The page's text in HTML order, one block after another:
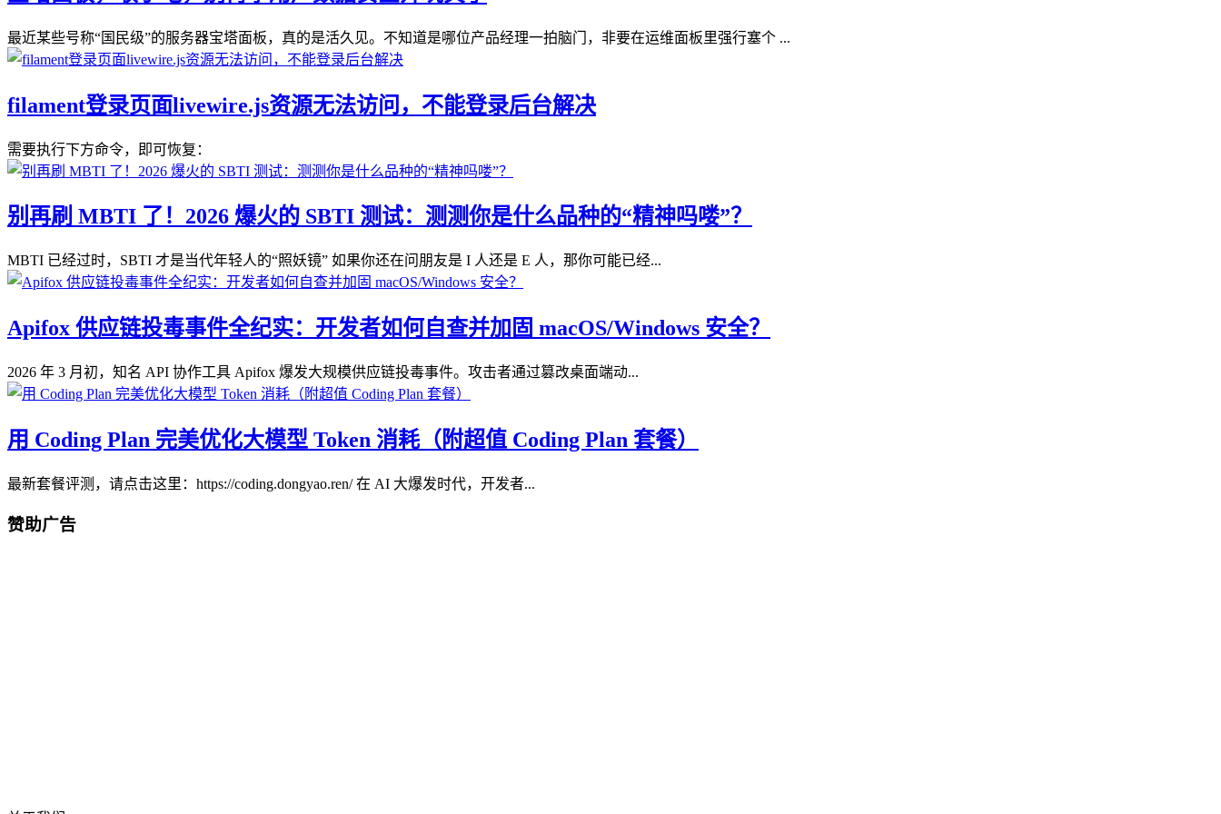
最近某些号称“国民级”的服务器宝塔面板，真的是活久见。不知道是哪位产品经理一拍脑门，非要在运维面板里强行塞个 ...
filament登录页面livewire.js资源无法访问，不能登录后台解决
需要执行下方命令，即可恢复：
别再刷 MBTI 了！2026 爆火的 SBTI 测试：测测你是什么品种的“精神吗喽”？
MBTI 已经过时，SBTI 才是当代年轻人的“照妖镜” 如果你还在问朋友是 I 人还是 E 人，那你可能已经...
Apifox 供应链投毒事件全纪实：开发者如何自查并加固 macOS/Windows 安全？
2026 年 3 月初，知名 API 协作工具 Apifox 爆发大规模供应链投毒事件。攻击者通过篡改桌面端动...
用 Coding Plan 完美优化大模型 Token 消耗（附超值 Coding Plan 套餐）
最新套餐评测，请点击这里：https://coding.dongyao.ren/ 在 AI 大爆发时代，开发者...
赞助广告